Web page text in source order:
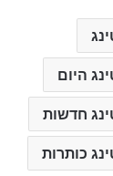
היום
חדשות
כותרות